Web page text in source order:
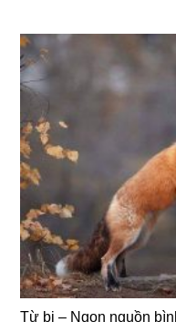
Từ bi – Ngọn nguồn